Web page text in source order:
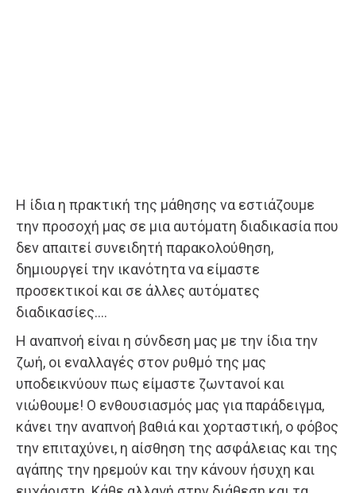
Η ίδια η πρακτική της μάθησης να εστιάζουμε
την προσοχή μας σε μια αυτόματη διαδικασία που
δεν απαιτεί συνειδητή παρακολούθηση,
δημιουργεί την ικανότητα να είμαστε
προσεκτικοί και σε άλλες αυτόματες
διαδικασίες….
Η αναπνοή είναι η σύνδεση μας με την ίδια την
ζωή, οι εναλλαγές στον ρυθμό της μας
υποδεικνύουν πως είμαστε ζωντανοί και
νιώθουμε! Ο ενθουσιασμός μας για παράδειγμα,
κάνει την αναπνοή βαθιά και χορταστική, ο φόβος
την επιταχύνει, η αίσθηση της ασφάλειας και της
αγάπης την ηρεμούν και την κάνουν ήσυχη και